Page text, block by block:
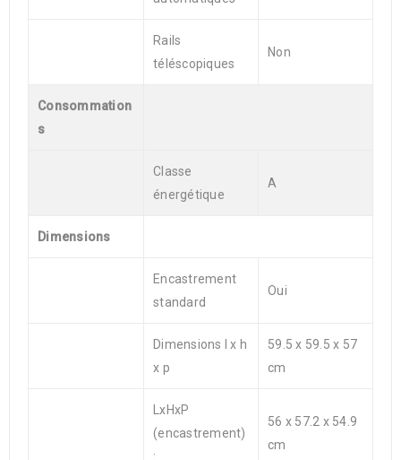
Rails
téléscopiques
Non
Consommation
s
Classe
énergétique
A
Dimensions
Encastrement
standard
Oui
Dimensions l x h
x p
59.5 x 59.5 x 57
cm
LxHxP
(encastrement)
:
56 x 57.2 x 54.9
cm